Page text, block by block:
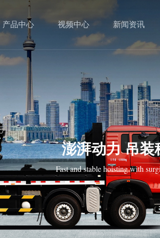
产品中心 视频中心 新闻资讯
澎湃动力 吊装
Fast and stable hoisting with